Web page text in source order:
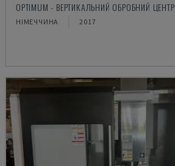
OPTIMUM - ВЕРТИКАЛЬНИЙ ОБРОБНИЙ ЦЕНТР
НІМЕЧЧИНА 2017